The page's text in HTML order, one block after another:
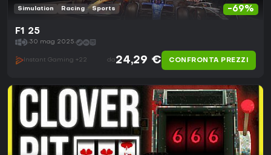
-69%
Simulation Racing Sports
F1 25
30 mag 2025
Instant Gaming +22 da 24,29 € CONFRONTA PREZZI